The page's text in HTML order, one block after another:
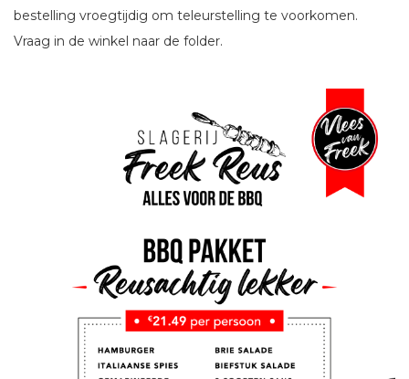
bestelling vroegtijdig om teleurstelling te voorkomen.
Vraag in de winkel naar de folder.